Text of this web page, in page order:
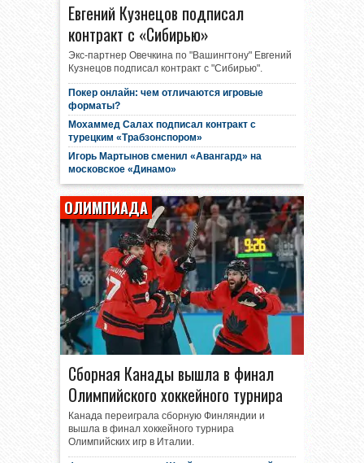
Евгений Кузнецов подписал
контракт с «Сибирью»
Экс-партнер Овечкина по "Вашингтону" Евгений
Кузнецов подписал контракт с "Сибирью".
Покер онлайн: чем отличаются игровые
форматы?
Мохаммед Салах подписал контракт с
турецким «Трабзонспором»
Игорь Мартынов сменил «Авангард» на
московское «Динамо»
ОЛИМПИАДА
Сборная Канады вышла в финал
Олимпийского хоккейного турнира
Канада переиграла сборную Финляндии и
вышла в финал хоккейного турнира
Олимпийских игр в Италии.